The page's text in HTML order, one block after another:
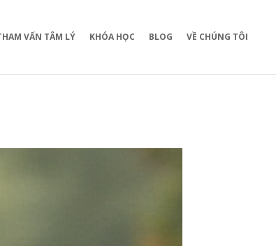
VẤN TÂM LÝ KHÓA HỌC BLOG VỀ CHÚNG TÔI